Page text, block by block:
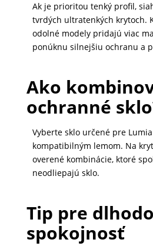
Ak je prioritou tenký profil,
tvrdých ultratenkých krytoch.
odolné modely pridajú viac
ponúknu silnejšiu ochranu a
Ako
ochranné
Vyberte sklo určené pre
kompatibilným lemom. Na
overené kombinácie, ktoré
neodliepajú sklo.
Tip pre
spokojnosť